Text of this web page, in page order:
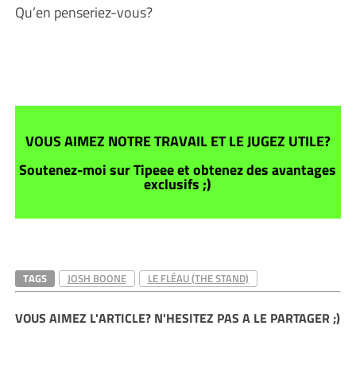
Qu’en penseriez-vous?
VOUS AIMEZ NOTRE TRAVAIL ET LE JUGEZ UTILE?
Soutenez-moi sur Tipeee et obtenez des avantages
exclusifs ;)
TAGS JOSH BOONE LE FLÉAU (THE STAND)
VOUS AIMEZ L'ARTICLE? N'HESITEZ PAS A LE PARTAGER ;)